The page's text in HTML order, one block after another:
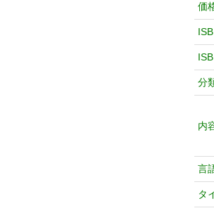
価
分
内
言
タ